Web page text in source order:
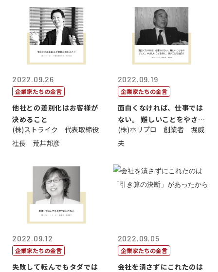
2022.09.26
企業家たちの金言
他社との差別化はお客様が
決めること
(株)ストライク 代表取締役
社長 荒井邦彦
2022.09.19
企業家たちの金言
面白くなければ、仕事では
ない。 難しいことをやさし
く。やさし...
(株)ホリプロ 創業者 堀威
夫
2022.09.12
企業家たちの金言
失敗して転んでもタダでは
2022.09.05
企業家たちの金言
会社を潰さずにこれたのは